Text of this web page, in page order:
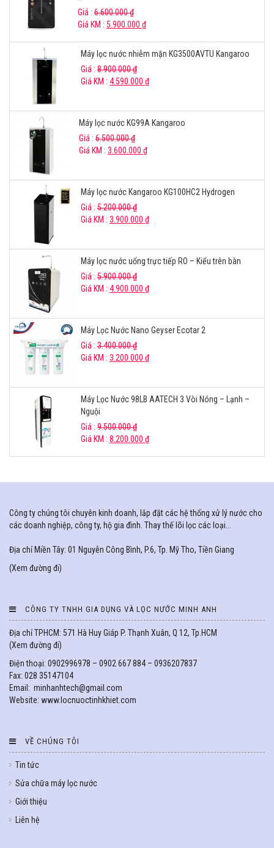
Giá : 6.600.000₫
Giá KM : 5.900.000 ₫
Máy lọc nước nhiễm mặn KG3500AVTU Kangaroo
Giá : 8.900.000₫
Giá KM : 4.590.000 ₫
Máy lọc nước KG99A Kangaroo
Giá : 6.500.000₫
Giá KM : 3.600.000 ₫
Máy lọc nước Kangaroo KG100HC2 Hydrogen
Giá : 5.200.000₫
Giá KM : 3.900.000 ₫
Máy lọc nước uống trực tiếp RO – Kiểu trên bàn
Giá : 5.900.000₫
Giá KM : 4.900.000 ₫
Máy Lọc Nước Nano Geyser Ecotar 2
Giá : 3.400.000₫
Giá KM : 3.200.000 ₫
Máy Lọc Nước 98LB AATECH 3 Vòi Nóng – Lạnh –
Nguội
Giá : 9.500.000₫
Giá KM : 8.200.000 ₫
Công ty chúng tôi chuyên kinh doanh, lắp đặt các hệ thống xử lý nước cho
các doanh nghiệp, công ty, hộ gia đình. Thay thế lõi lọc các loại...
Địa chỉ Miền Tây: 01 Nguyễn Công Bình, P.6, Tp. Mỹ Tho, Tiền Giang
(Xem đường đi)
CÔNG TY TNHH GIA DỤNG VÀ LỌC NƯỚC MINH ANH
Địa chỉ TPHCM: 571 Hà Huy Giáp P. Thạnh Xuân, Q 12, Tp.HCM
(Xem đường đi)
Điện thoại: 0902996978 – 0902 667 884 – 0936207837
Fax: 028 35147104
Email: minhanhtech@gmail.com
Website: www.locnuoctinhkhiet.com
VỀ CHÚNG TÔI
Tin tức
Sửa chữa máy lọc nước
Giới thiệu
Liên hệ